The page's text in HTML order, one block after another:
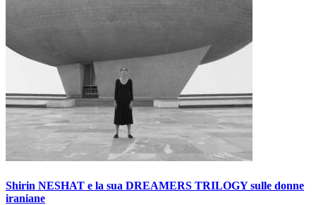
Shirin NESHAT e la sua DREAMERS TRILOGY sulle donne
iraniane